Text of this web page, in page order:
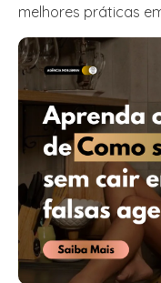
melhores práticas